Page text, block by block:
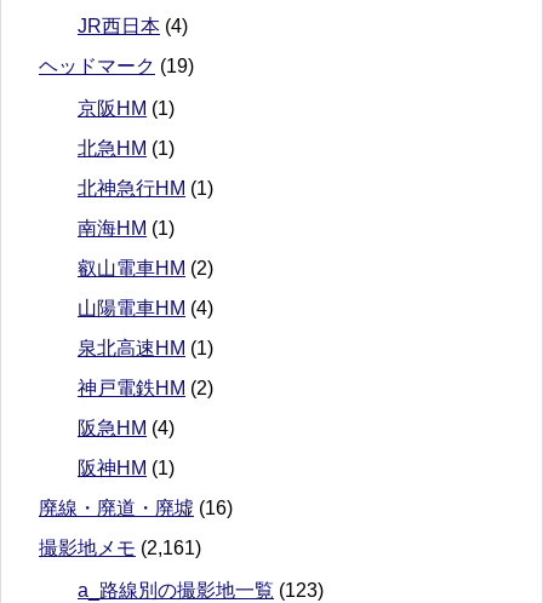
JR西日本 (4)
ヘッドマーク (19)
京阪HM (1)
北急HM (1)
北神急行HM (1)
南海HM (1)
叡山電車HM (2)
山陽電車HM (4)
泉北高速HM (1)
神戸電鉄HM (2)
阪急HM (4)
阪神HM (1)
廃線・廃道・廃墟 (16)
撮影地メモ (2,161)
a_路線別の撮影地一覧 (123)